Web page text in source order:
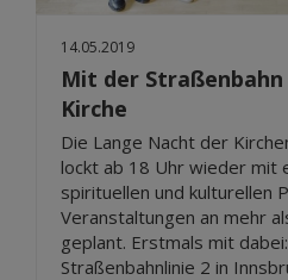
14.05.2019
Mit der Straßenbahn
Kirche
Die Lange Nacht der
lockt ab 18 Uhr wieder mit
spirituellen und kulturellen
Veranstaltungen an mehr
geplant. Erstmals mit
Straßenbahnlinie 2 in